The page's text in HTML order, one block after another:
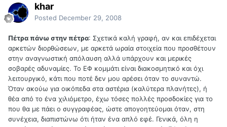
khar
Posted December 29, 2008
Πέτρα πάνω στην πέτρα: Σχετικά καλή γραφή, αν και επιδέχεται
αρκετών διορθώσεων, με αρκετά ωραία στοιχεία που προσθέτουν
στην αναγνωστική απόλαυση αλλά υπάρχουν και μερικές
σοβαρές αδυναμίες. Το ΕΦ κομμάτι είναι διακοσμητικό και όχι
λειτουργικό, κάτι που ποτέ δεν μου αρέσει όταν το συναντώ.
Όταν ακούω για οικόπεδα στα αστέρια (καλύτερα πλανήτες), ή
θέα από το ένα χιλιόμετρο, έχω τόσες πολλές προσδοκίες για το
που θα με πάει ο συγγραφέας, ώστε απογοητεύομαι όταν, στη
συνέχεια, διαπιστώνω ότι ήταν ένα απλό εφέ. Γενικά, όλη η